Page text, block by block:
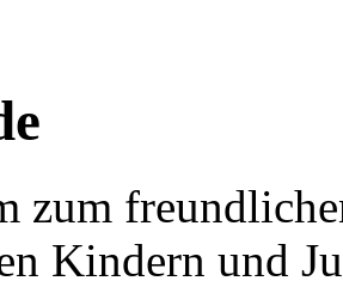
zum
Kindern und